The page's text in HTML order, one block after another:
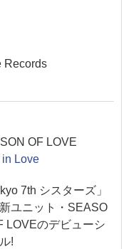
Records
OF LOVE
in Love
7th シスターズ」
ユニット・SEASO
LOVEのデビューシ
!